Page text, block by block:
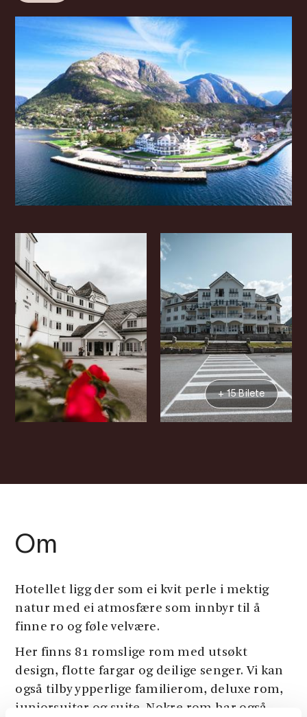
+ 15 Bilete
Om
Hotellet ligg der som ei kvit perle i mektig
natur med ei atmosfære som innbyr til å
finne ro og føle velvære.
Her finns 81 romslige rom med utsøkt
design, flotte fargar og deilige senger. Vi kan
også tilby ypperlige familierom, deluxe rom,
juniorsuitar og suite. Nokre rom har også